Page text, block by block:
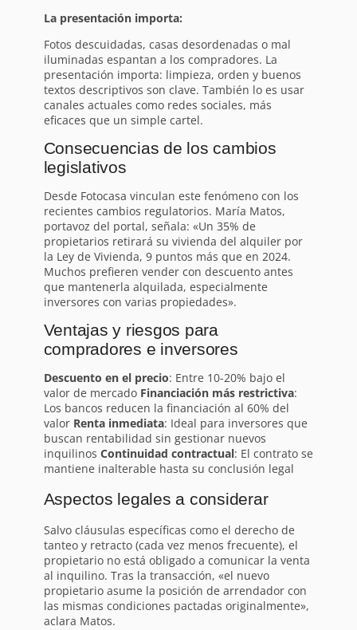
La presentación importa:
Fotos descuidadas, casas desordenadas o mal
iluminadas espantan a los compradores. La
presentación importa: limpieza, orden y buenos
textos descriptivos son clave. También lo es usar
canales actuales como redes sociales, más
eficaces que un simple cartel.
Consecuencias de los cambios
legislativos
Desde Fotocasa vinculan este fenómeno con los
recientes cambios regulatorios. María Matos,
portavoz del portal, señala: «Un 35% de
propietarios retirará su vivienda del alquiler por
la Ley de Vivienda, 9 puntos más que en 2024.
Muchos prefieren vender con descuento antes
que mantenerla alquilada, especialmente
inversores con varias propiedades».
Ventajas y riesgos para
compradores e inversores
Descuento en el precio: Entre 10-20% bajo el
valor de mercado Financiación más restrictiva:
Los bancos reducen la financiación al 60% del
valor Renta inmediata: Ideal para inversores que
buscan rentabilidad sin gestionar nuevos
inquilinos Continuidad contractual: El contrato se
mantiene inalterable hasta su conclusión legal
Aspectos legales a considerar
Salvo cláusulas específicas como el derecho de
tanteo y retracto (cada vez menos frecuente), el
propietario no está obligado a comunicar la venta
al inquilino. Tras la transacción, «el nuevo
propietario asume la posición de arrendador con
las mismas condiciones pactadas originalmente»,
aclara Matos.